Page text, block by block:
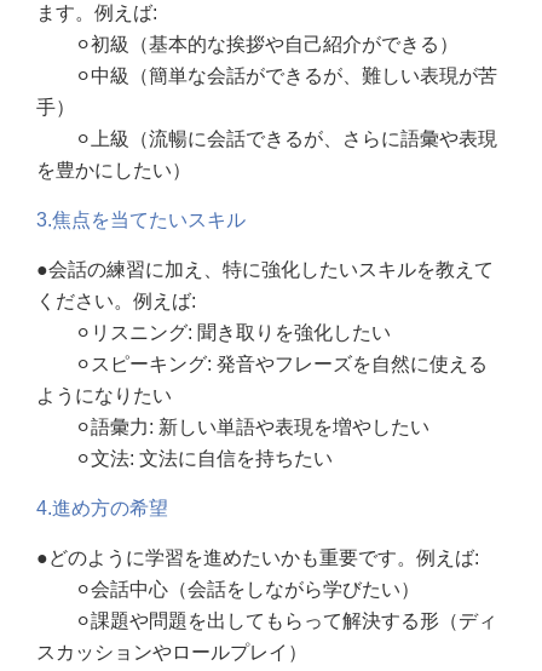
ます。例えば:
⚪︎初級（基本的な挨拶や自己紹介ができる）
⚪︎中級（簡単な会話ができるが、難しい表現が苦
手）
⚪︎ 上級（流暢に会話できるが、さらに語彙や表現
を豊かにしたい）
3.焦点を当てたいスキル
●会話の練習に加え、特に強化したいスキルを教えて
ください。例えば:
⚪︎リスニング: 聞き取りを強化したい
⚪︎スピーキング: 発音やフレーズを自然に使える
ようになりたい
⚪︎語彙力: 新しい単語や表現を増やしたい
⚪︎文法: 文法に自信を持ちたい
4.進め方の希望
●どのように学習を進めたいかも重要です。例えば:
⚪︎会話中心（会話をしながら学びたい）
⚪︎課題や問題を出してもらって解決する形（ディ
スカッションやロールプレイ）